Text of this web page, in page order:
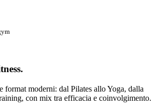
format moderni: dal Pilates allo Yoga, dalla
con mix tra efficacia e coinvolgimento.